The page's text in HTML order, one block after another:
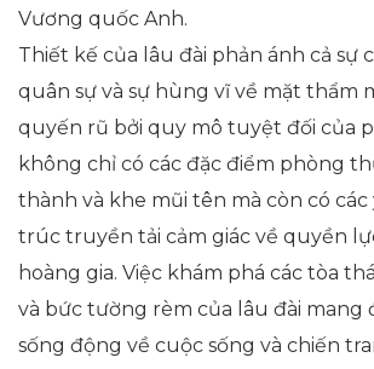
Vương quốc Anh.
Thiết kế của lâu đài phản ánh cả sự
quân sự và sự hùng vĩ về mặt thẩm
quyến rũ bởi quy mô tuyệt đối của
không chỉ có các đặc điểm phòng
thành và khe mũi tên mà còn có
trúc truyền tải cảm giác về quyền
hoàng gia. Việc khám phá các tòa
và bức tường rèm của lâu đài mang
sống động về cuộc sống và chiến